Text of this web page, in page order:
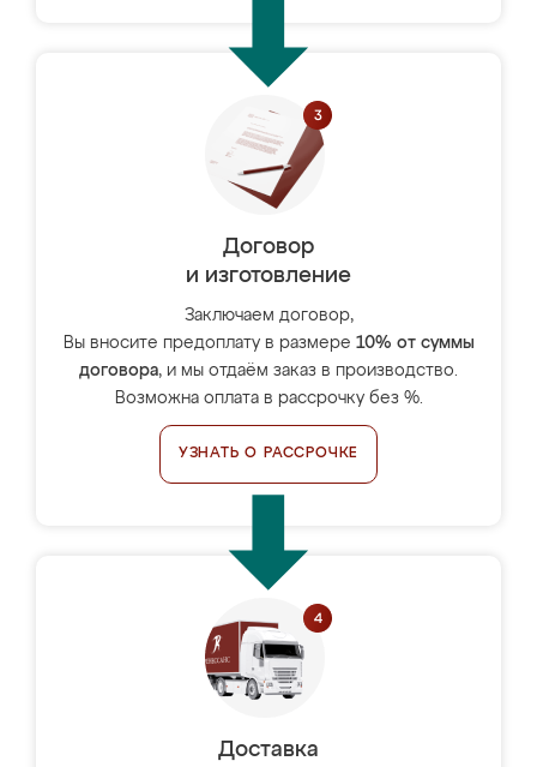
Договор
и изготовление
Заключаем договор,
Вы вносите предоплату в размере 10% от суммы
договора, и мы отдаём заказ в производство.
Возможна оплата в рассрочку без %.
УЗНАТЬ О РАССРОЧКЕ
Доставка